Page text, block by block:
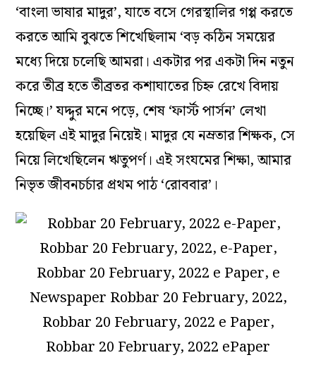
‘বাংলা ভাষার মাদুর’, যাতে বসে গেরস্থালির গপ্প করতে
করতে আমি বুঝতে শিখেছিলাম ‘বড় কঠিন সময়ের
মধ্যে দিয়ে চলেছি আমরা। একটার পর একটা দিন নতুন
করে তীব্র হতে তীব্রতর কশাঘাতের চিহ্ন রেখে বিদায়
নিচ্ছে।’ যদ্দুর মনে পড়ে, শেষ ‘ফার্স্ট পার্সন’ লেখা
হয়েছিল এই মাদুর নিয়েই। মাদুর যে নম্রতার শিক্ষক, সে
নিয়ে লিখেছিলেন ঋতুপর্ণ। এই সংযমের শিক্ষা, আমার
নিভৃত জীবনচর্চার প্রথম পাঠ ‘রোববার’।